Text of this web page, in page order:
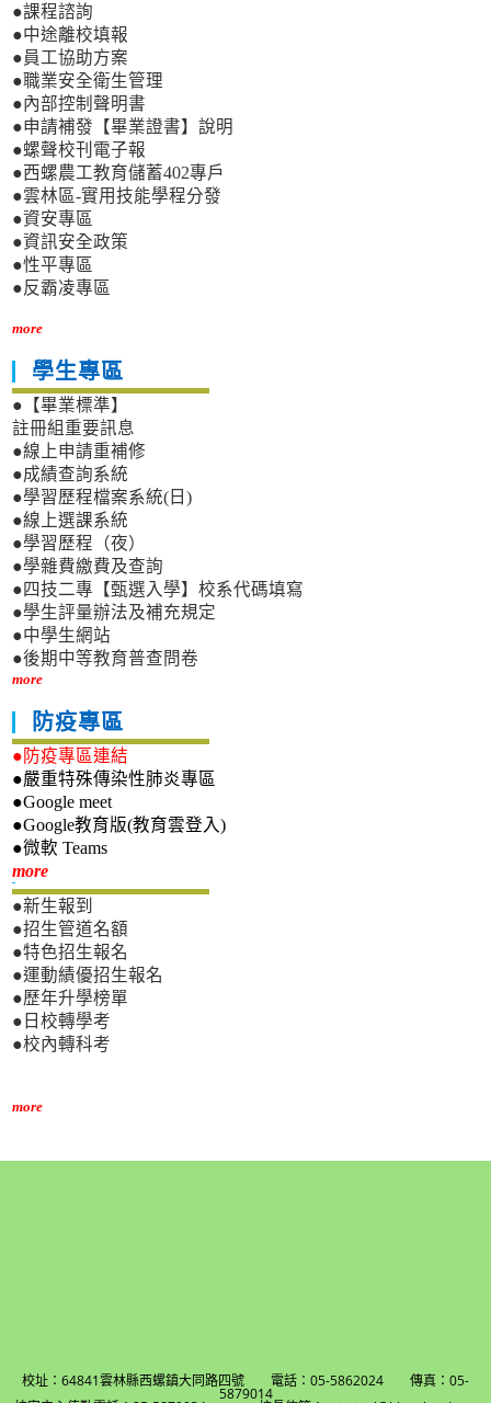
●課程諮詢
●中途離校填報
●員工協助方案
●職業安全衛生管理
●內部控制聲明書
●申請補發【畢業證書】說明
●螺聲校刊電子報
●西螺農工教育儲蓄402專戶
●雲林區-實用技能學程分發
●資安專區
●資訊安全政策
●性平專區
●反霸凌專區
more
學生專區
●【畢業標準】
註冊組重要訊息
●線上申請重補修
●成績查詢系統
●學習歷程檔案系統(日)
●線上選課系統
●學習歷程（夜）
●學雜費繳費及查詢
●四技二專【甄選入學】校系代碼填寫
●學生評量辦法及補充規定
●中學生網站
●後期中等教育普查問卷
more
防疫專區
●防疫專區連結
●嚴重特殊傳染性肺炎專區
●Google meet
●Google教育版(教育雲登入)
●微軟 Teams
more新生專區
●新生報到
●招生管道名額
●特色招生報名
●運動績優招生報名
●歷年升學榜單
●日校轉學考
●校內轉科考
more
校址：64841雲林縣西螺鎮大同路四號 電話：05-5862024 傳真：05-
5879014